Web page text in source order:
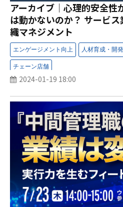
アーカイブ｜心理的安全性
は動かないのか？ サービ
織マネジメント
2024-01-19 18:00